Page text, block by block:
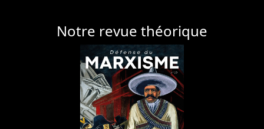
Notre revue théorique